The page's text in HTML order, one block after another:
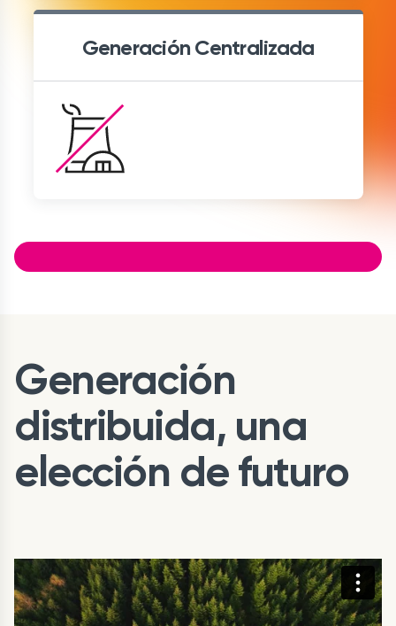
Generación Centralizada
Generación
distribuida, una
elección de futuro